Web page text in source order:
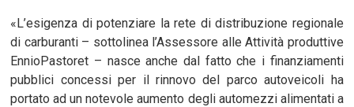
«L’esigenza di potenziare la rete di distribuzione regionale
di carburanti – sottolinea l’Assessore alle Attività produttive
EnnioPastoret – nasce anche dal fatto che i finanziamenti
pubblici concessi per il rinnovo del parco autoveicoli ha
portato ad un notevole aumento degli automezzi alimentati a